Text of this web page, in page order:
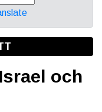
och